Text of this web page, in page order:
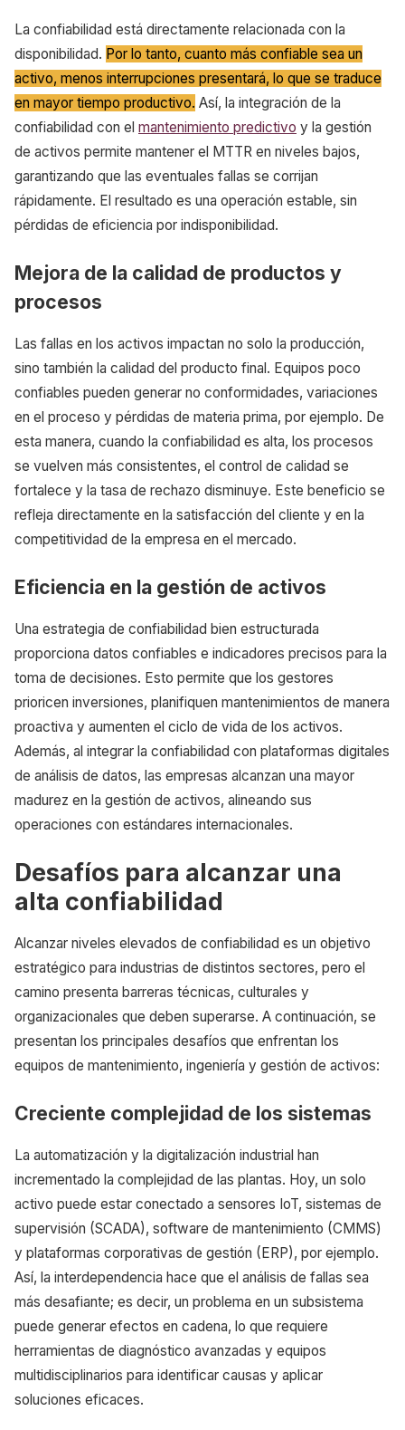
La confiabilidad está directamente relacionada con la
disponibilidad. Por lo tanto, cuanto más confiable sea un
activo, menos interrupciones presentará, lo que se traduce
en mayor tiempo productivo. Así, la integración de la
confiabilidad con el mantenimiento predictivo y la gestión
de activos permite mantener el MTTR en niveles bajos,
garantizando que las eventuales fallas se corrijan
rápidamente. El resultado es una operación estable, sin
pérdidas de eficiencia por indisponibilidad.
Mejora de la calidad de productos y
procesos
Las fallas en los activos impactan no solo la producción,
sino también la calidad del producto final. Equipos poco
confiables pueden generar no conformidades, variaciones
en el proceso y pérdidas de materia prima, por ejemplo. De
esta manera, cuando la confiabilidad es alta, los procesos
se vuelven más consistentes, el control de calidad se
fortalece y la tasa de rechazo disminuye. Este beneficio se
refleja directamente en la satisfacción del cliente y en la
competitividad de la empresa en el mercado.
Eficiencia en la gestión de activos
Una estrategia de confiabilidad bien estructurada
proporciona datos confiables e indicadores precisos para la
toma de decisiones. Esto permite que los gestores
prioricen inversiones, planifiquen mantenimientos de manera
proactiva y aumenten el ciclo de vida de los activos.
Además, al integrar la confiabilidad con plataformas digitales
de análisis de datos, las empresas alcanzan una mayor
madurez en la gestión de activos, alineando sus
operaciones con estándares internacionales.
Desafíos para alcanzar una
alta confiabilidad
Alcanzar niveles elevados de confiabilidad es un objetivo
estratégico para industrias de distintos sectores, pero el
camino presenta barreras técnicas, culturales y
organizacionales que deben superarse. A continuación, se
presentan los principales desafíos que enfrentan los
equipos de mantenimiento, ingeniería y gestión de activos:
Creciente complejidad de los sistemas
La automatización y la digitalización industrial han
incrementado la complejidad de las plantas. Hoy, un solo
activo puede estar conectado a sensores IoT, sistemas de
supervisión (SCADA), software de mantenimiento (CMMS)
y plataformas corporativas de gestión (ERP), por ejemplo.
Así, la interdependencia hace que el análisis de fallas sea
más desafiante; es decir, un problema en un subsistema
puede generar efectos en cadena, lo que requiere
herramientas de diagnóstico avanzadas y equipos
multidisciplinarios para identificar causas y aplicar
soluciones eficaces.